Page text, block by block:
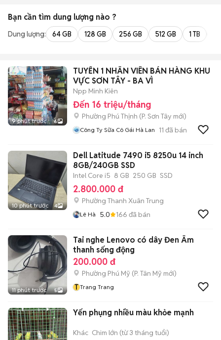
Bạn cần tìm dung lượng nào ?
Dung lượng: 64 GB 128 GB 256 GB 512 GB 1 TB
9 phút trước 6
TUYỂN 1 NHÂN VIÊN BÁN HÀNG KHU
VỰC SƠN TÂY - BA VÌ
Npp Minh Kiên
Đến 16 triệu/tháng
Phường Phú Thịnh (P. Sơn Tây mới)
Công Ty Sữa Cô Gái Hà Lan 11 đã bán
10 phút trước 4
Dell Latitude 7490 i5 8250u 14 inch
8GB/240GB SSD
Intel Core i5 8 GB 250 GB SSD
2.800.000 đ
Phường Thanh Xuân Trung
Lê Hà 5.0 166 đã bán
11 phút trước 5
Tai nghe Lenovo có dây Đen Âm
thanh sống động
200.000 đ
Phường Phú Mỹ (P. Tân Mỹ mới)
T Trang Trang
Yến phụng nhiều màu khỏe mạnh
Khác Chim lớn (từ 3 tháng tuổi)